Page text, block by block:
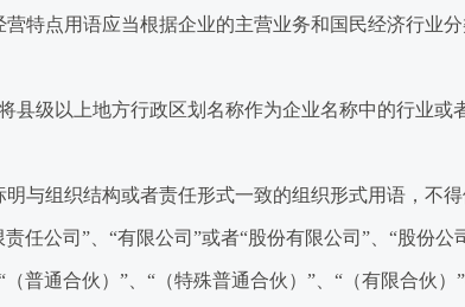
点用语应当根据企业的主营业务和国民经济行业分
级以上地方行政区划名称作为企业名称中的行业或
组织结构或者责任形式一致的组织形式用语，不得
公司”、“有限公司”或者“股份有限公司”、“股份公
通合伙）”、“（特殊普通合伙）”、“（有限合伙）”